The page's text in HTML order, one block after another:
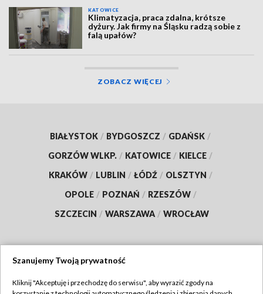
KATOWICE
Klimatyzacja, praca zdalna, krótsze
dyżury. Jak firmy na Śląsku radzą sobie z
falą upałów?
ZOBACZ WIĘCEJ
BIAŁYSTOK / BYDGOSZCZ / GDAŃSK /
GORZÓW WLKP. / KATOWICE / KIELCE /
KRAKÓW / LUBLIN / ŁÓDŹ / OLSZTYN /
OPOLE / POZNAŃ / RZESZÓW /
SZCZECIN / WARSZAWA / WROCŁAW
Szanujemy Twoją prywatność
Kliknij "Akceptuję i przechodzę do serwisu", aby wyrazić zgody na